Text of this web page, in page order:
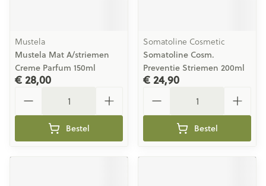
Mustela
Mustela Mat A/striemen
Creme Parfum 150ml
€ 28,00
Bestel
Somatoline Cosmetic
Somatoline Cosm.
Preventie Striemen 200ml
€ 24,90
Bestel